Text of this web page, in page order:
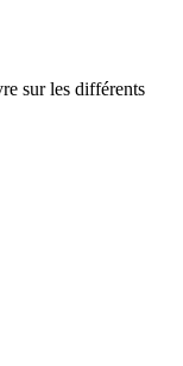
sur les différents